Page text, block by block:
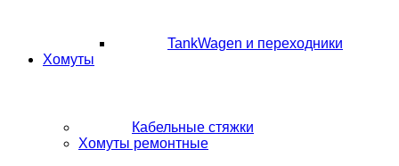
TankWagen и переходники
Хомуты
Кабельные стяжки
Хомуты ремонтные